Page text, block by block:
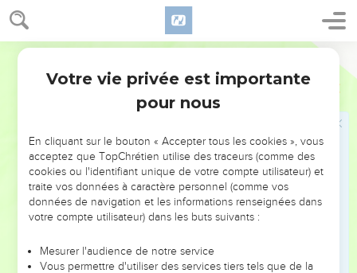
Exode 28
Tu feras une lame d'or pur, et tu y graveras, comme on
grave un cachet : Sainteté à l'Éternel.
Tu l'attacheras avec un cordon bleu sur la tiare, sur le
devant de la tiare.
Elle sera sur le front d'Aaron ; et Aaron sera chargé des
iniquités commises par les enfants d'Israël en faisant toutes
leurs saintes offrandes ; elle sera constamment sur son front
devant l'Éternel, pour qu'il leur soit favorable.
Tu feras la tunique de fin lin ; tu feras une tiare de fin lin,
et tu feras une ceinture brodée.
Pour les fils d'Aaron tu feras des tuniques, tu leur feras des
dignité et pour leur servir de parure.
Votre vie privée est importante
pour nous
En cliquant sur le bouton « Accepter tous les cookies », vous
acceptez que TopChrétien utilise des traceurs (comme des
cookies ou l'identifiant unique de votre compte utilisateur) et
traite vos données à caractère personnel (comme vos
données de navigation et les informations renseignées dans
votre compte utilisateur) dans les buts suivants :
Mesurer l'audience de notre service
Vous permettre d'utiliser des services tiers tels que de la